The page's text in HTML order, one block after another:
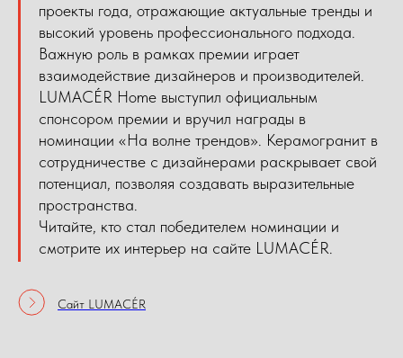
проекты года, отражающие актуальные тренды и
высокий уровень профессионального подхода.
Важную роль в рамках премии играет
взаимодействие дизайнеров и производителей.
LUMACÉR Home выступил официальным
спонсором премии и вручил награды в
номинации «На волне трендов». Керамогранит в
сотрудничестве с дизайнерами раскрывает свой
потенциал, позволяя создавать выразительные
пространства.
Читайте, кто стал победителем номинации и
смотрите их интерьер на сайте LUMACÉR.
Сайт LUMACÉR